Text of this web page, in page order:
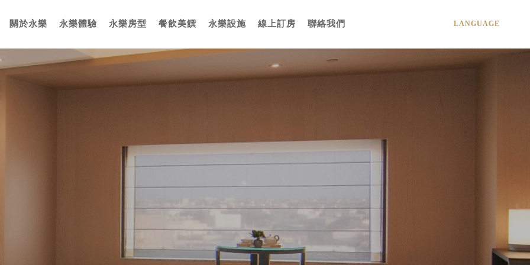
LANGUAGE
關於永樂 永樂體驗 永樂房型 餐飲美饌 永樂設施 線上訂房 聯絡我們